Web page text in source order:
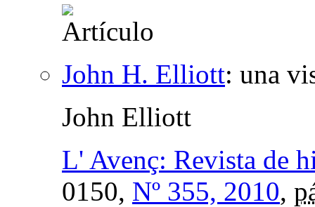
John H. Elliott: una
John Elliott
L' Avenç: Revista de
0150, Nº 355, 2010,